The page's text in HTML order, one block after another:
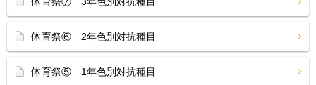
体育祭⑥ 2年色別対抗種目
体育祭⑤ 1年色別対抗種目